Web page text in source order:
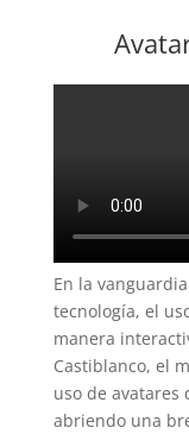
En la
tecnología, el
manera
Castiblanco, el
uso de avatares
abriendo una